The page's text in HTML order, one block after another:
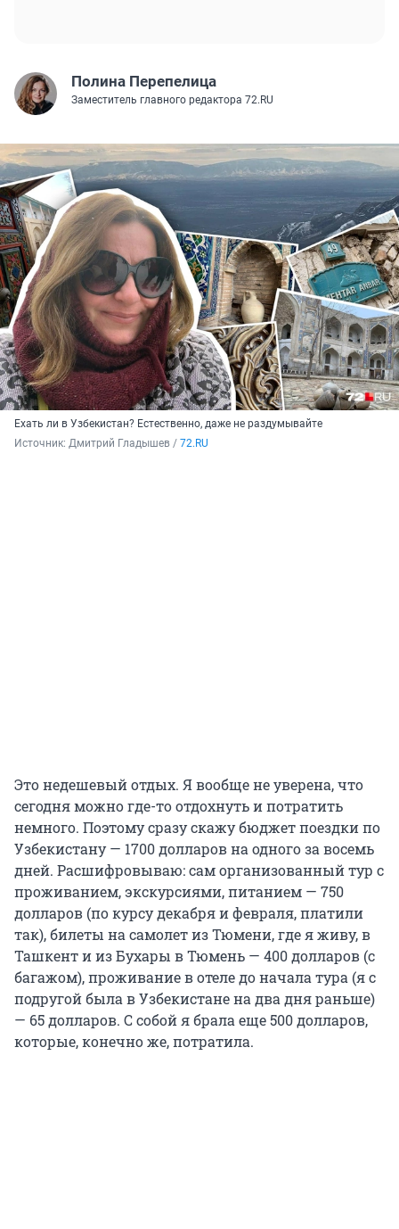
Полина Перепелица
Заместитель главного редактора 72.RU
Ехать ли в Узбекистан? Естественно, даже не раздумывайте
Источник: Дмитрий Гладышев / 72.RU
Это недешевый отдых. Я вообще не уверена, что
сегодня можно где-то отдохнуть и потратить
немного. Поэтому сразу скажу бюджет поездки по
Узбекистану — 1700 долларов на одного за восемь
дней. Расшифровываю: сам организованный тур с
проживанием, экскурсиями, питанием — 750
долларов (по курсу декабря и февраля, платили
так), билеты на самолет из Тюмени, где я живу, в
Ташкент и из Бухары в Тюмень — 400 долларов (с
багажом), проживание в отеле до начала тура (я с
подругой была в Узбекистане на два дня раньше)
— 65 долларов. С собой я брала еще 500 долларов,
которые, конечно же, потратила.